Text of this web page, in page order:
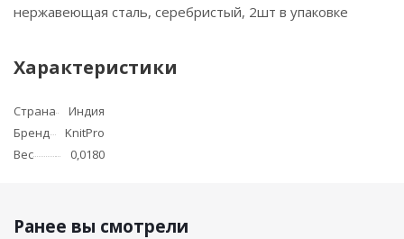
нержавеющая сталь, серебристый, 2шт в упаковке
Характеристики
Страна
Индия
Бренд
KnitPro
Вес
0,0180
Ранее вы смотрели